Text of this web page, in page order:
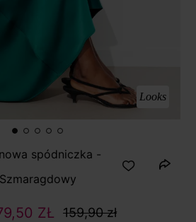
Looks
spódniczka -
Szmaragdowy
ZŁ 159,90 zł